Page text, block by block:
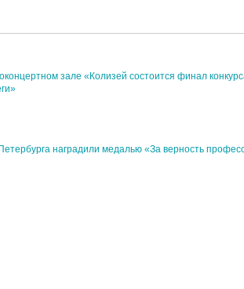
зале «Колизей состоится финал
наградили медалью «За верность